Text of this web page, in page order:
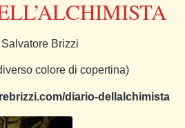
Brizzi
colore di copertina)
diario-dellalchimista